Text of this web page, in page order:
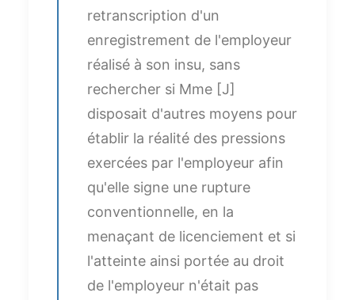
retranscription d'un
enregistrement de l'employeur
réalisé à son insu, sans
rechercher si Mme [J]
disposait d'autres moyens pour
établir la réalité des pressions
exercées par l'employeur afin
qu'elle signe une rupture
conventionnelle, en la
menaçant de licenciement et si
l'atteinte ainsi portée au droit
de l'employeur n'était pas